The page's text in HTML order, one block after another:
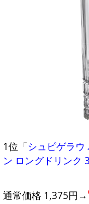
1位「シュピゲラウ
ン ロングドリンク
通常価格 1,375円→